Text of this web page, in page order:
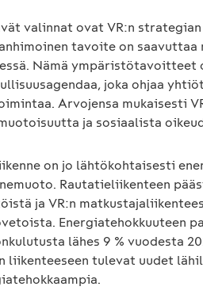
valinnat ovat VR:n
tavoite on
Nämä ympäristötavoitteet
joka ohjaa
Arvojensa mukaisesti
ja sosiaalista
on jo lähtökohtaisesti
Rautatieliikenteen
ja VR:n
Energiatehokkuuteen
lähes 9 % vuodesta
liikenteeseen tulevat uudet